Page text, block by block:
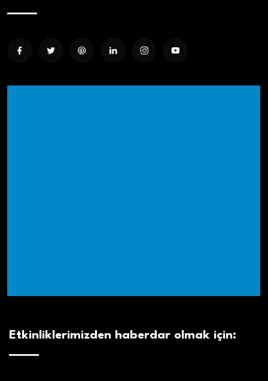
Etkinliklerimizden haberdar olmak için: